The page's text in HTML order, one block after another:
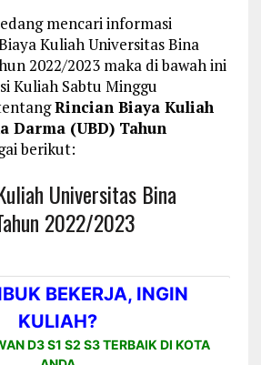
mencari informasi
Kuliah Universitas Bina
2022/2023 maka di bawah ini
Kuliah Sabtu Minggu
Rincian Biaya Kuliah
Darma (UBD) Tahun
berikut:
Universitas Bina
2022/2023